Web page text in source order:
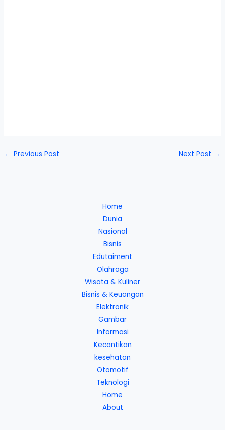
← Previous Post Next Post →
Home
Dunia
Nasional
Bisnis
Edutaiment
Olahraga
Wisata & Kuliner
Bisnis & Keuangan
Elektronik
Gambar
Informasi
Kecantikan
kesehatan
Otomotif
Teknologi
Home
About